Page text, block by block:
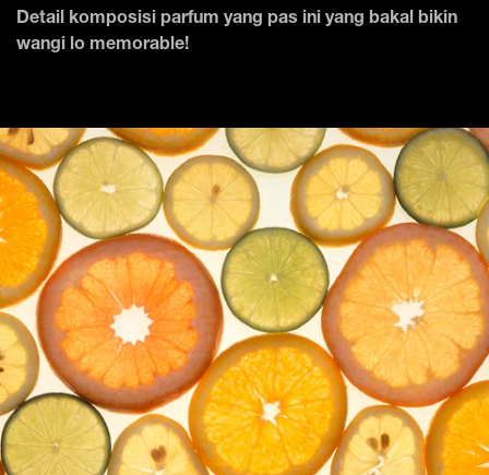
Detail komposisi parfum yang pas ini yang bakal bikin
wangi lo memorable!